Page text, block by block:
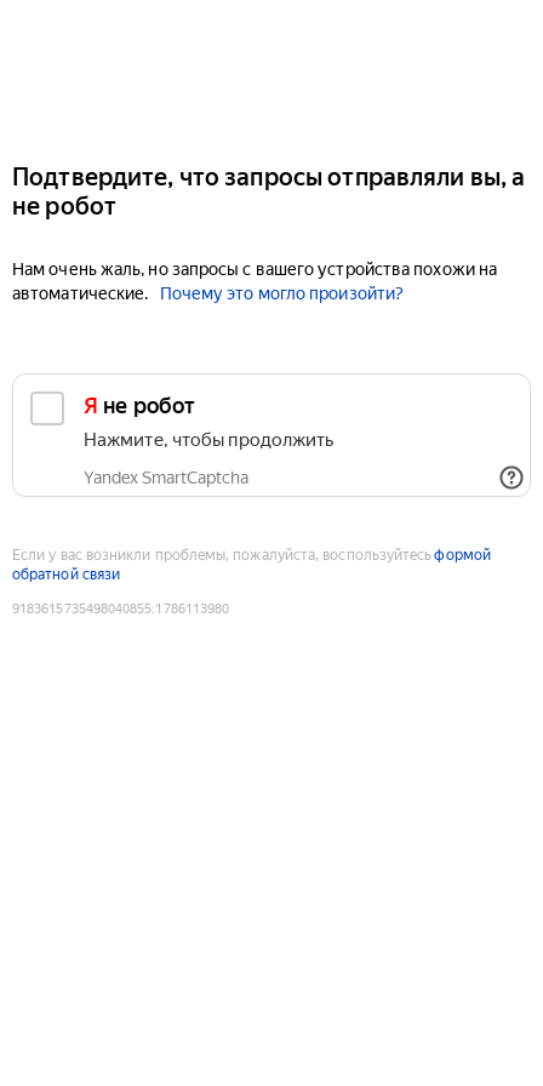
Подтвердите, что запросы отправляли вы, а
не робот
Нам очень жаль, но запросы с вашего устройства похожи на
автоматические.
Почему это могло произойти?
Я не робот
Нажмите, чтобы продолжить
Yandex SmartCaptcha
Если у вас возникли проблемы, пожалуйста, воспользуйтесьформой
обратной связи
9183615735498040855:1786113980